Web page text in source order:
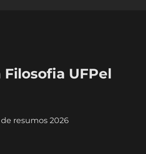
UFPel
resumos 2026